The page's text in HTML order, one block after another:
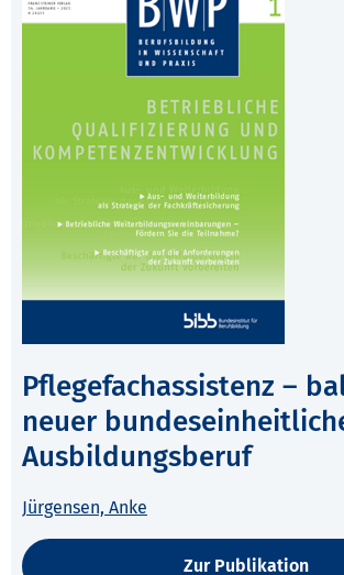
Pflegefachassistenz –
neuer
Ausbildungsberuf
Jürgensen, Anke
Zur Publikation